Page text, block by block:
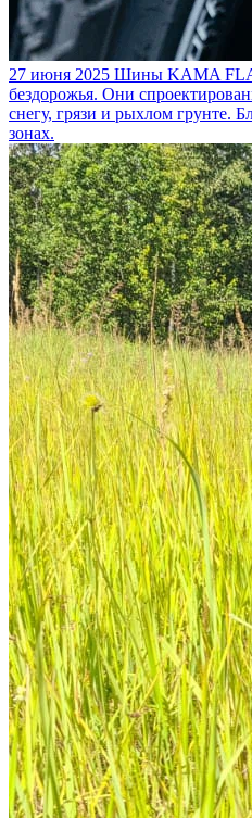
27 июня 2025 Шины KAMA
бездорожья. Они
снегу, грязи и рыхлом грунте.
зонах.